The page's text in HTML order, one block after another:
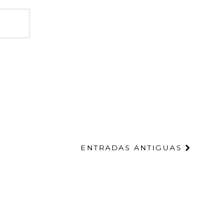
ENTRADAS ANTIGUAS